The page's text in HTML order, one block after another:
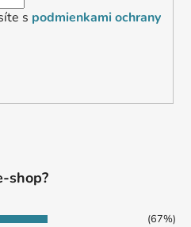
s podmienkami ochrany
shop?
(67%)